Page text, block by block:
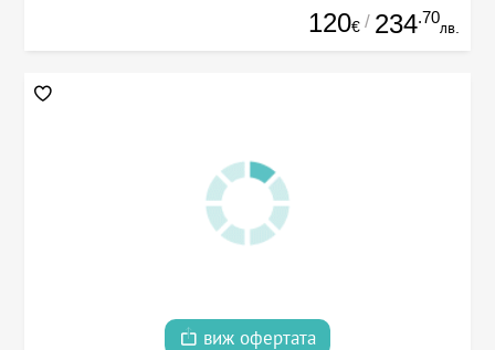
120€ / 234.70
лв.
виж офертата